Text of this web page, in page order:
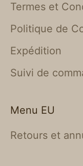
Termes et
Politique de
Expédition
Suivi de
Menu EU
Retours et